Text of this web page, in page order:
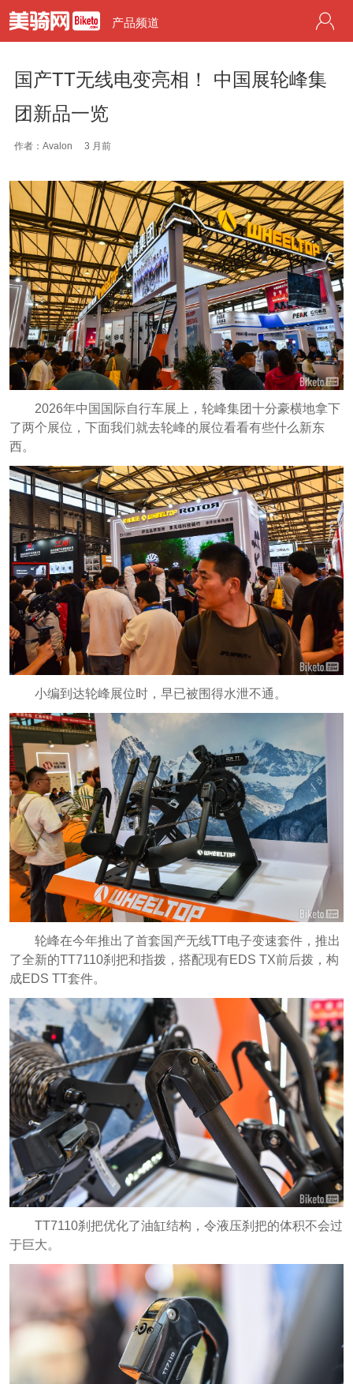
产品频道
国产TT无线电变亮相！ 中国展轮峰集
团新品一览
作者：Avalon 3 月前
2026年中国国际自行车展上，轮峰集团十分豪横地拿下
了两个展位，下面我们就去轮峰的展位看看有些什么新东
西。
小编到达轮峰展位时，早已被围得水泄不通。
轮峰在今年推出了首套国产无线TT电子变速套件，推出
了全新的TT7110刹把和指拨，搭配现有EDS TX前后拨，构
成EDS TT套件。
TT7110刹把优化了油缸结构，令液压刹把的体积不会过
于巨大。